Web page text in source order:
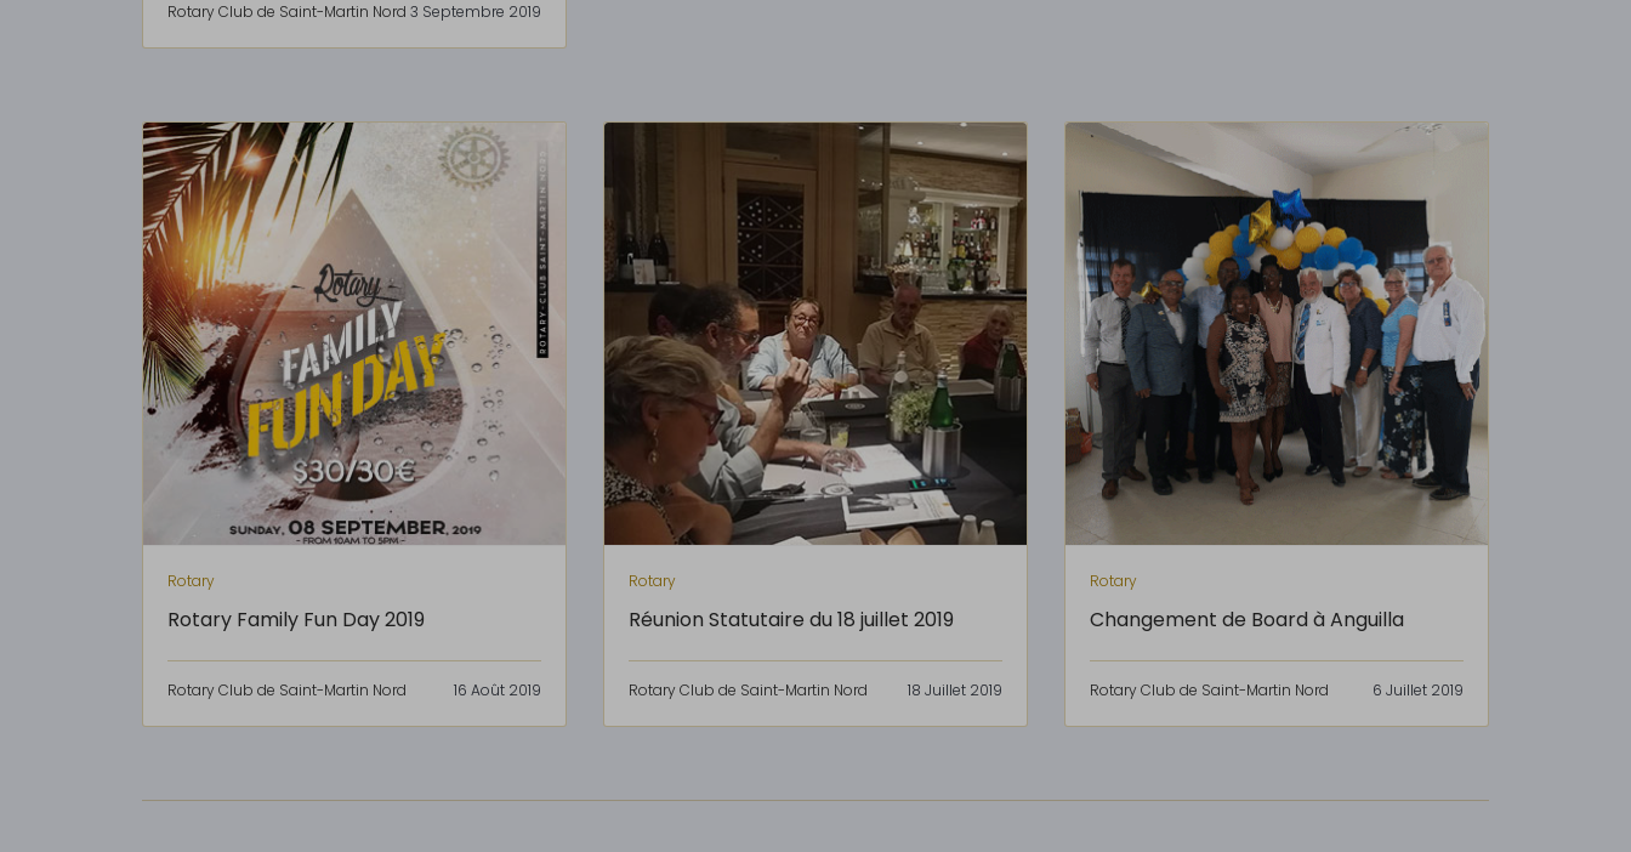
Rotary Club de Saint-Martin Nord 3 Septembre 2019
Rotary
Rotary Family Fun Day 2019
Rotary Club de Saint-Martin Nord 16 Août 2019
Rotary
Réunion Statutaire du 18 juillet 2019
Rotary Club de Saint-Martin Nord 18 Juillet 2019
Rotary
Changement de Board à Anguilla
Rotary Club de Saint-Martin Nord 6 Juillet 2019